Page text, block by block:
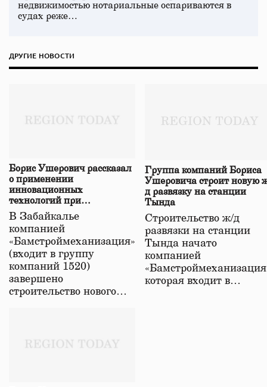
недвижимостью нотариальные оспариваются в
судах реже…
ДРУГИЕ НОВОСТИ
Борис Ушерович рассказал
о применении
инновационных
технологий при
строительстве нового моста
в Забайкалье
В Забайкалье
компанией
«Бамстроймеханизация»
(входит в группу
компаний 1520)
завершено
строительство нового…
Группа компаний Бориса
Ушеровича строит новую
д развязку на станции
Тында
Строительство ж/д
развязки на станции
Тында начато
компанией
которая входит в…